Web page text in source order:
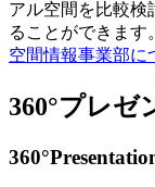
アル空間を比較検
ることができます。
空間情報事業部に
360°プレゼ